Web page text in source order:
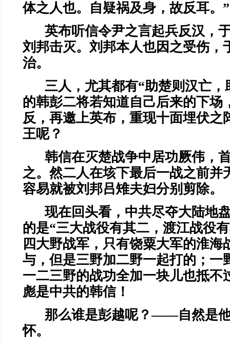
体之人也。自疑祸及身，故反耳。”
英布听信令尹之言起兵反汉，
刘邦击灭。刘邦本人也因之受伤，
治。
三人，尤其都有“助楚则汉亡，
的韩彭二将若知道自己后来的下场
反，再邀上英布，重现十面埋伏之
王呢？
韩信在灭楚战争中居功厥伟，
之。然二人在垓下最后一战之前并
容易就被刘邦吕雉夫妇分别剪除。
现在回头看，中共尽夺大陆地
的是“三大战役有其二，渡江战役
四大野战军，只有饶粟大军的淮海
与，但是三野加二野一起打的；一
一二三野的战功全加一块儿也抵不
彪是中共的韩信！
那么谁是彭越呢？——自然是
怀。